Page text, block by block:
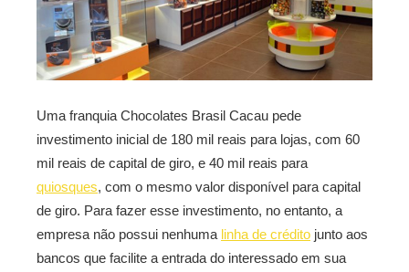
Uma franquia Chocolates Brasil Cacau pede
investimento inicial de 180 mil reais para lojas, com 60
mil reais de capital de giro, e 40 mil reais para
quiosques, com o mesmo valor disponível para capital
de giro. Para fazer esse investimento, no entanto, a
empresa não possui nenhuma linha de crédito junto aos
bancos que facilite a entrada do interessado em sua